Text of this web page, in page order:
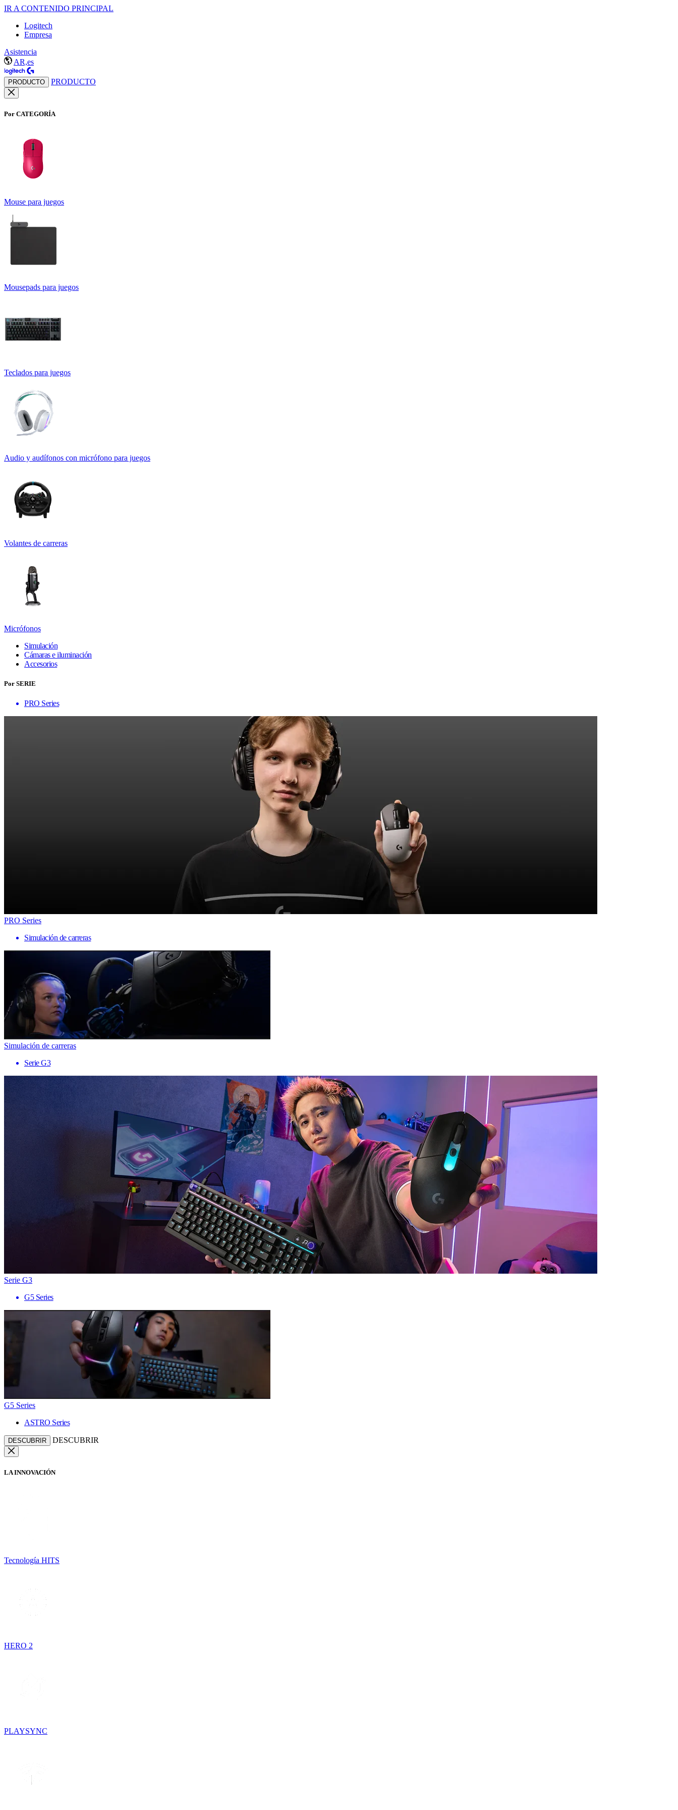
IR A CONTENIDO PRINCIPAL
Logitech
Empresa
Asistencia
AR,es
PRODUCTO PRODUCTO
Por CATEGORÍA
Mouse para juegos
Mousepads para juegos
Teclados para juegos
Audio y audífonos con micrófono para juegos
Volantes de carreras
Micrófonos
Simulación
Cámaras e iluminación
Accesorios
Por SERIE
PRO Series
PRO Series
Simulación de carreras
Simulación de carreras
Serie G3
Serie G3
G5 Series
G5 Series
ASTRO Series
DESCUBRIR DESCUBRIR
LA INNOVACIÓN
Tecnología HITS
HERO 2
PLAYSYNC